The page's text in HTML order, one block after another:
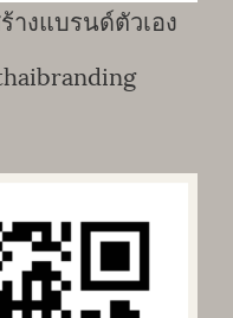
งแบรนด์ตัวเอง